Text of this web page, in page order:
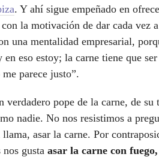
. Y ahí sigue empeñado en
la motivación de dar cada vez
una mentalidad empresarial,
en eso estoy; la carne tiene que
parece justo”.
verdadero pope de la carne, de
nadie. No nos resistimos a
llama, asar la carne. Por
nos gusta asar la carne con